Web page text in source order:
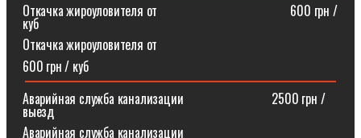
Откачка жироуловителя от⠀⠀⠀⠀⠀⠀⠀⠀⠀⠀⠀⠀⠀⠀600 грн /
куб
Откачка жироуловителя от
600 грн / куб
Аварийная служба канализации ⠀⠀⠀⠀⠀⠀⠀⠀⠀2500 грн /
выезд
Аварийная служба канализации